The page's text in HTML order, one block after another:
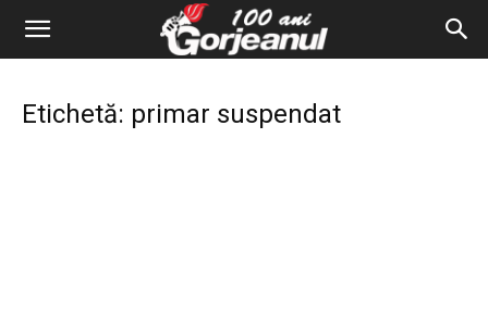
Etichetă: primar suspendat